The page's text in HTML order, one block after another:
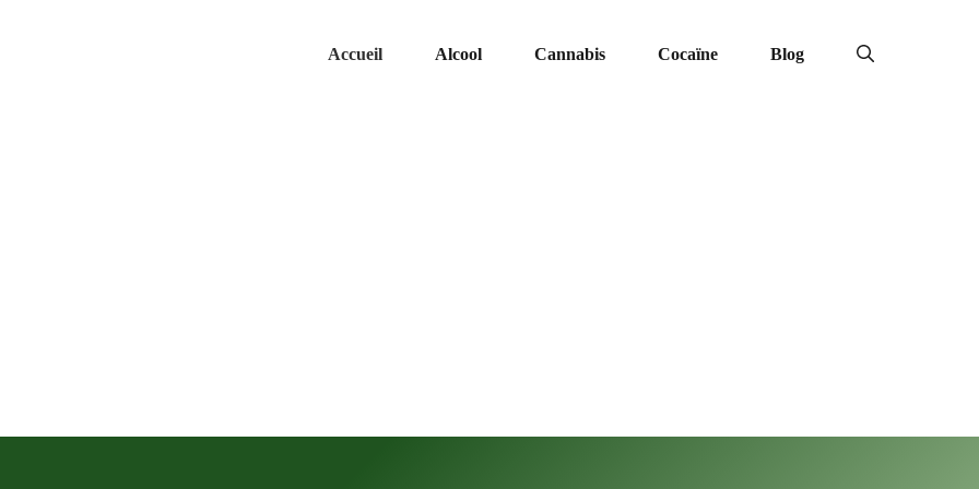
Accueil Alcool Cannabis Cocaïne Blog